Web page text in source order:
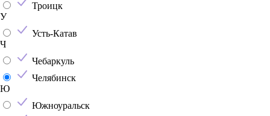
Троицк
У
Усть-Катав
Ч
Чебаркуль
Челябинск
Ю
Южноуральск